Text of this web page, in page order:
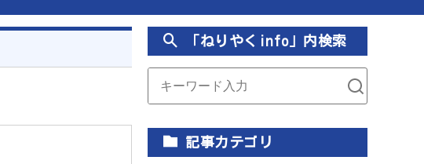
「ねりやくinfo」内検索
記事カテゴリ